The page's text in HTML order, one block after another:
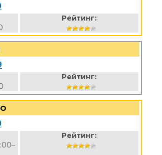
Рейтинг:
Рейтинг:
Рейтинг: